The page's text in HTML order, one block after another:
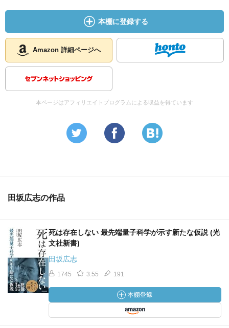
本棚に登録する
Amazon 詳細ページへ
本ページはアフィリエイトプログラムによる収益を得ています
田坂広志の作品
死は存在しない 最先端量子科学が示す新たな仮説 (光
文社新書)
田坂広志
1745 3.55 191